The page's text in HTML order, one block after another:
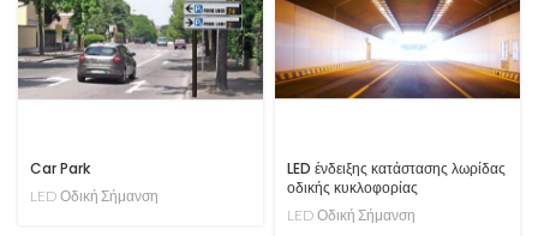
Car Park
LED Οδική Σήμανση
LED ένδειξης κατάστασης λωρίδας
οδικής κυκλοφορίας
LED Οδική Σήμανση